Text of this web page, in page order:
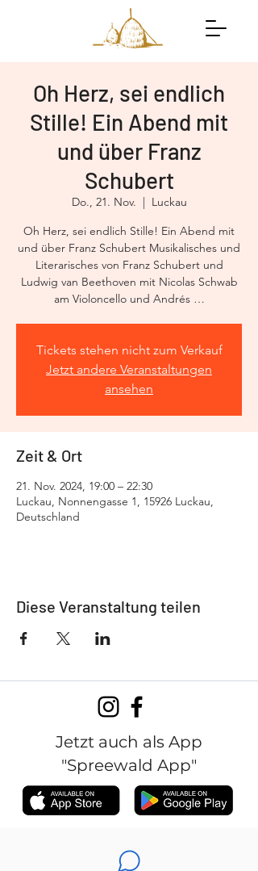
Oh Herz, sei endlich
Stille! Ein Abend mit
und über Franz
Schubert
Do., 21. Nov.
  |
Luckau
Oh Herz, sei endlich Stille! Ein Abend mit
und über Franz Schubert Musikalisches und
Literarisches von Franz Schubert und
Ludwig van Beethoven mit Nicolas Schwab
am Violoncello und Andrés …
Tickets stehen nicht zum Verkauf
Jetzt andere Veranstaltungen
ansehen
Zeit & Ort
21. Nov. 2024, 19:00 – 22:30
Luckau, Nonnengasse 1, 15926 Luckau,
Deutschland
Diese Veranstaltung teilen
Jetzt auch als App
"Spreewald App"